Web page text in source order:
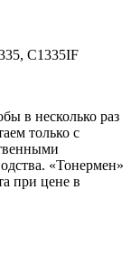
C1335IF
в несколько раз
только с
«Тонермен»
при цене в